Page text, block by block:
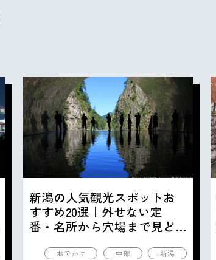
新潟の人気観光スポットお
すすめ20選｜外せない定
番・名所から穴場まで見ど
おでかけ 中部 新潟